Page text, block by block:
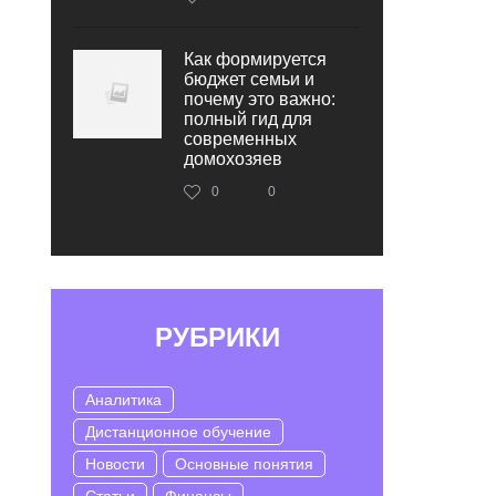
Как формируется
бюджет семьи и
почему это важно:
полный гид для
современных
домохозяев
0 0
РУБРИКИ
Аналитика
Дистанционное обучение
Новости
Основные понятия